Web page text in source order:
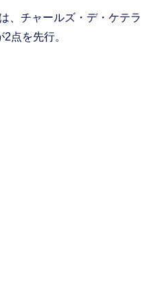
、チャールズ・デ・ケテラ
点を先行。